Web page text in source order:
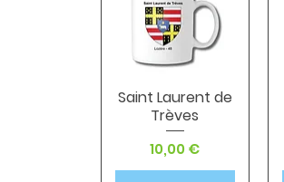
Aperçu rapide
Saint Laurent de
Trèves
Prix
10,00 €